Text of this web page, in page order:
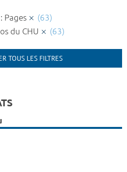
Pages
(63)
du CHU
(63)
TOUS LES FILTRES